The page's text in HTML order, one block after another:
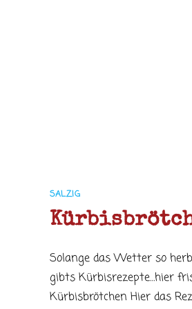
SALZIG
Solange das Wetter so
gibts Kürbisrezepte…hier
Kürbisbrötchen Hier das